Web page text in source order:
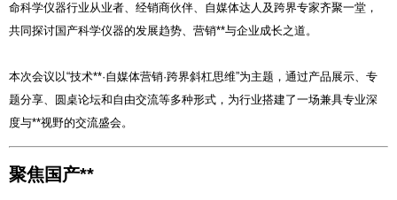
命科学仪器行业从业者、经销商伙伴、自媒体达人及跨界专家齐聚一堂，
共同探讨国产科学仪器的发展趋势、营销**与企业成长之道。
本次会议以“技术**·自媒体营销·跨界斜杠思维”为主题，通过产品展示、专
题分享、圆桌论坛和自由交流等多种形式，为行业搭建了一场兼具专业深
度与**视野的交流盛会。
聚焦国产**